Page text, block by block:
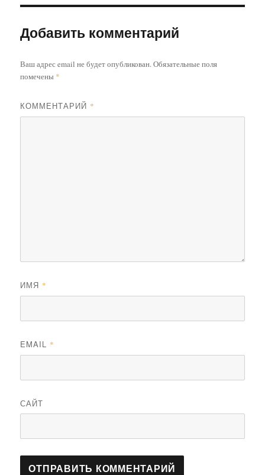
Добавить комментарий
Ваш адрес email не будет опубликован.Обязательные поля
помечены *
КОММЕНТАРИЙ *
ИМЯ *
EMAIL *
САЙТ